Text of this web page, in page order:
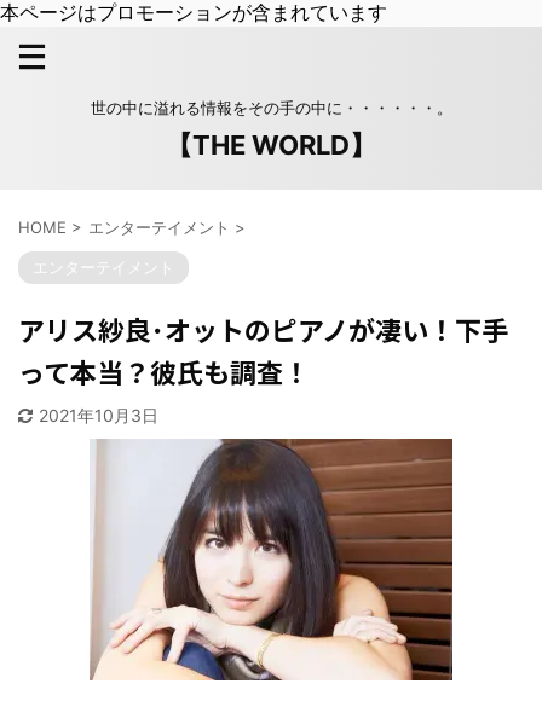
本ページはプロモーションが含まれています
世の中に溢れる情報をその手の中に・・・・・・。
【THE WORLD】
HOME > エンターテイメント >
エンターテイメント
アリス紗良･オットのピアノが凄い！下手
って本当？彼氏も調査！
2021年10月3日